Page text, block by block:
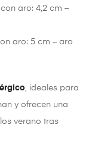
aro: 4,2 cm –
aro: 5 cm – aro
, ideales para
y ofrecen una
verano tras